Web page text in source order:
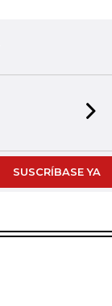
SUSCRÍBASE YA